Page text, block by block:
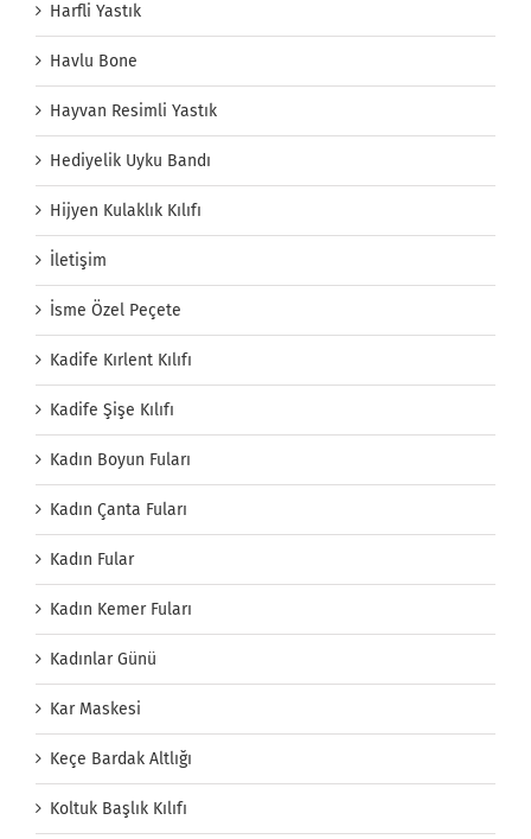
Harfli Yastık
Havlu Bone
Hayvan Resimli Yastık
Hediyelik Uyku Bandı
Hijyen Kulaklık Kılıfı
İletişim
İsme Özel Peçete
Kadife Kırlent Kılıfı
Kadife Şişe Kılıfı
Kadın Boyun Fuları
Kadın Çanta Fuları
Kadın Fular
Kadın Kemer Fuları
Kadınlar Günü
Kar Maskesi
Keçe Bardak Altlığı
Koltuk Başlık Kılıfı